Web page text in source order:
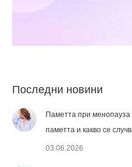
Последни новини
Паметта при
паметта и какво се
03.06.2026